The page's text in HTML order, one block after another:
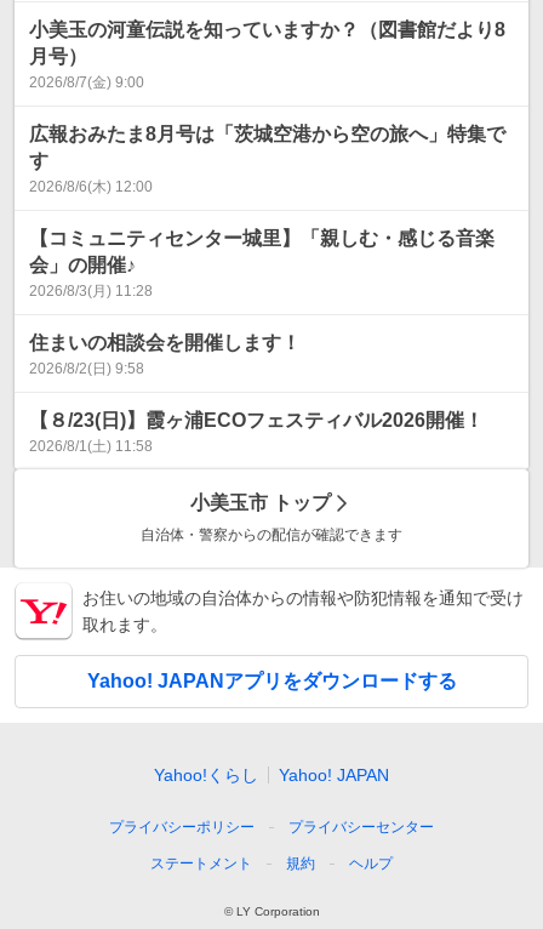
小美玉の河童伝説を知っていますか？（図書館だより8
月号）
2026/8/7(金) 9:00
広報おみたま8月号は「茨城空港から空の旅へ」特集で
す
2026/8/6(木) 12:00
【コミュニティセンター城里】「親しむ・感じる音楽
会」の開催♪
2026/8/3(月) 11:28
住まいの相談会を開催します！
2026/8/2(日) 9:58
【８/23(日)】霞ヶ浦ECOフェスティバル2026開催！
2026/8/1(土) 11:58
小美玉市 トップ
自治体・警察からの配信が確認できます
お住いの地域の自治体からの情報や防犯情報を通知で受け
取れます。
Yahoo! JAPANアプリをダウンロードする
Yahoo!くらし Yahoo! JAPAN
プライバシーポリシー プライバシーセンター
ステートメント 規約 ヘルプ
© LY Corporation